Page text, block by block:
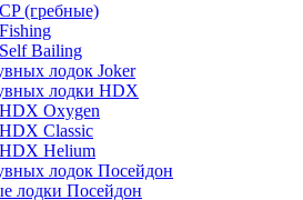
(гребные)
Bailing
лодок Joker
лодки HDX
Oxygen
Classic
Helium
лодок Посейдон
лодки Посейдон